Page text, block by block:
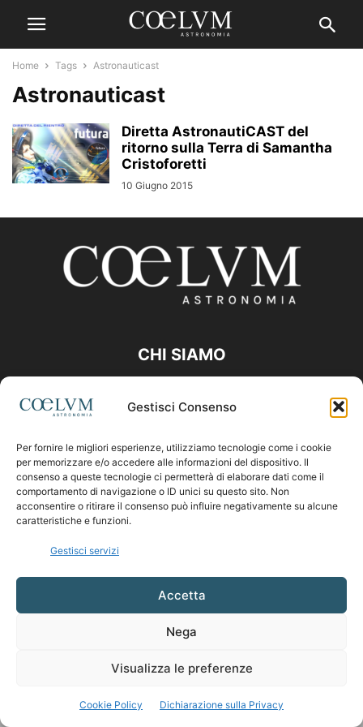
Gestisci Consenso
Per fornire le migliori esperienze, utilizziamo tecnologie come i cookie
per memorizzare e/o accedere alle informazioni del dispositivo. Il
consenso a queste tecnologie ci permetterà di elaborare dati come il
comportamento di navigazione o ID unici su questo sito. Non
acconsentire o ritirare il consenso può influire negativamente su alcune
caratteristiche e funzioni.
Gestisci servizi
Accetta
Nega
Visualizza le preferenze
Cookie Policy Dichiarazione sulla Privacy
Home Tags Astronauticast
Astronauticast
Diretta AstronautiCAST del
ritorno sulla Terra di Samantha
Cristoforetti
10 Giugno 2015
CHI SIAMO
Contattaci:coelumastro@coelum.com
SEGUICI